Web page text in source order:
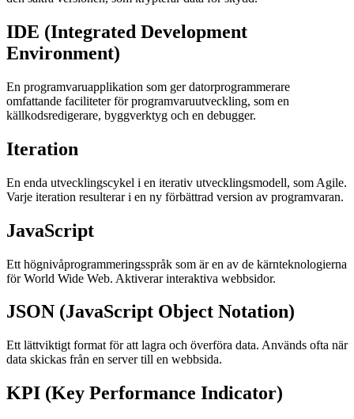
IDE (Integrated Development
Environment)
En programvaruapplikation som ger datorprogrammerare
omfattande faciliteter för programvaruutveckling, som en
källkodsredigerare, byggverktyg och en debugger.
Iteration
En enda utvecklingscykel i en iterativ utvecklingsmodell, som Agile.
Varje iteration resulterar i en ny förbättrad version av programvaran.
JavaScript
Ett högnivåprogrammeringsspråk som är en av de kärnteknologierna
för World Wide Web. Aktiverar interaktiva webbsidor.
JSON (JavaScript Object Notation)
Ett lättviktigt format för att lagra och överföra data. Används ofta när
data skickas från en server till en webbsida.
KPI (Key Performance Indicator)